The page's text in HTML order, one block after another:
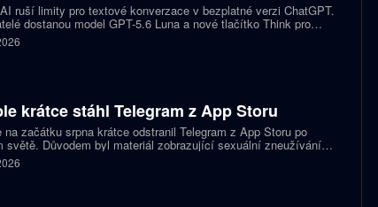
ruší limity pro textové konverzace v bezplatné verzi ChatGPT.
dostanou model GPT-5.6 Luna a nové tlačítko Think pro
otázky. Předplatitelům Plus a Pro firma zpřístupňuje upravený
Sol spolu s posuvníkem, který nastaví intenzitu přemýšlení.
krátce stáhl Telegram z App Storu
na začátku srpna krátce odstranil Telegram z App Storu po
světě. Důvodem byl materiál zobrazující sexuální zneužívání
podle firmy sdílel jeden uživatel. Telegram účet rychle
a aplikace se ještě během stejného dne do obchodu vrátila.